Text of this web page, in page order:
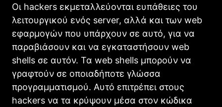
Οι hackers εκμεταλλεύονται ευπάθειες του
λειτουργικού ενός server, αλλά και των web
εφαρμογών που υπάρχουν σε αυτό, για να
παραβιάσουν και να εγκαταστήσουν web
shells σε αυτόν. Τα web shells μπορούν να
γραφτούν σε οποιαδήποτε γλώσσα
προγραμματισμού. Αυτό επιτρέπει στους
hackers να τα κρύψουν μέσα στον κώδικα